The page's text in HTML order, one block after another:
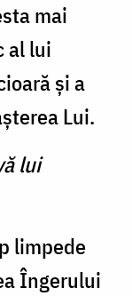
mai
al lui
şi a
Lui.
lui
limpede
Îngerului